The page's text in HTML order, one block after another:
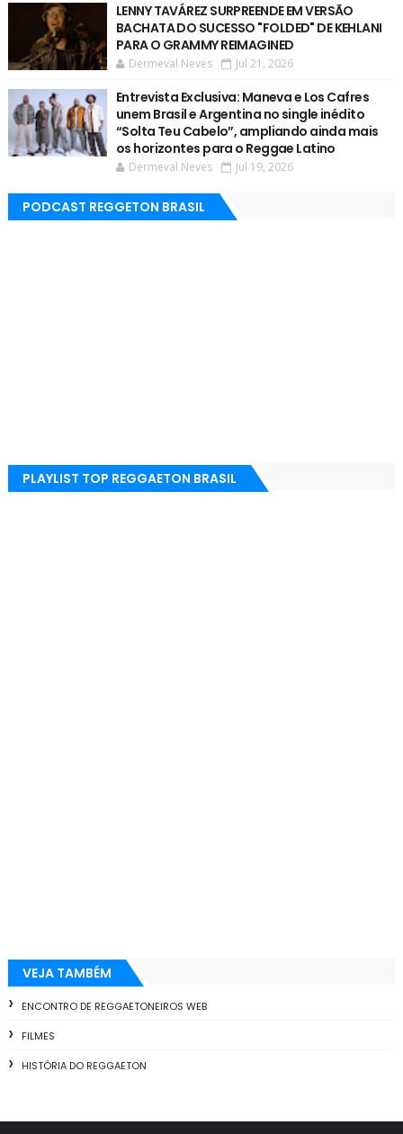
LENNY TAVÁREZ SURPREENDE EM VERSÃO
BACHATA DO SUCESSO "FOLDED" DE KEHLANI
PARA O GRAMMY REIMAGINED
Dermeval Neves Jul 21, 2026
Entrevista Exclusiva: Maneva e Los Cafres
unem Brasil e Argentina no single inédito
“Solta Teu Cabelo”, ampliando ainda mais
os horizontes para o Reggae Latino
Dermeval Neves Jul 19, 2026
PODCAST REGGETON BRASIL
PLAYLIST TOP REGGAETON BRASIL
VEJA TAMBÉM
ENCONTRO DE REGGAETONEIROS WEB
FILMES
HISTÓRIA DO REGGAETON